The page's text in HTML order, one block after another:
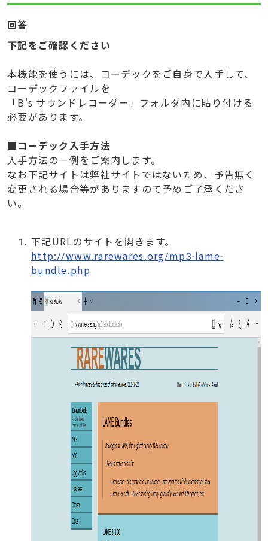
回答
下記をご確認ください
本機能を使うには、コーデックをご自身で入手して、
コーデックファイルを
「B's サウンドレコーダー」フォルダ内に貼り付ける
必要があります。
■コーデック入手方法
入手方法の一例をご案内します。
なお下記サイトは弊社サイトではないため、予告無く
変更される場合等がありますので予めご了承くださ
い。
下記URLのサイトを開きます。
http://www.rarewares.org/mp3-lame-
bundle.php